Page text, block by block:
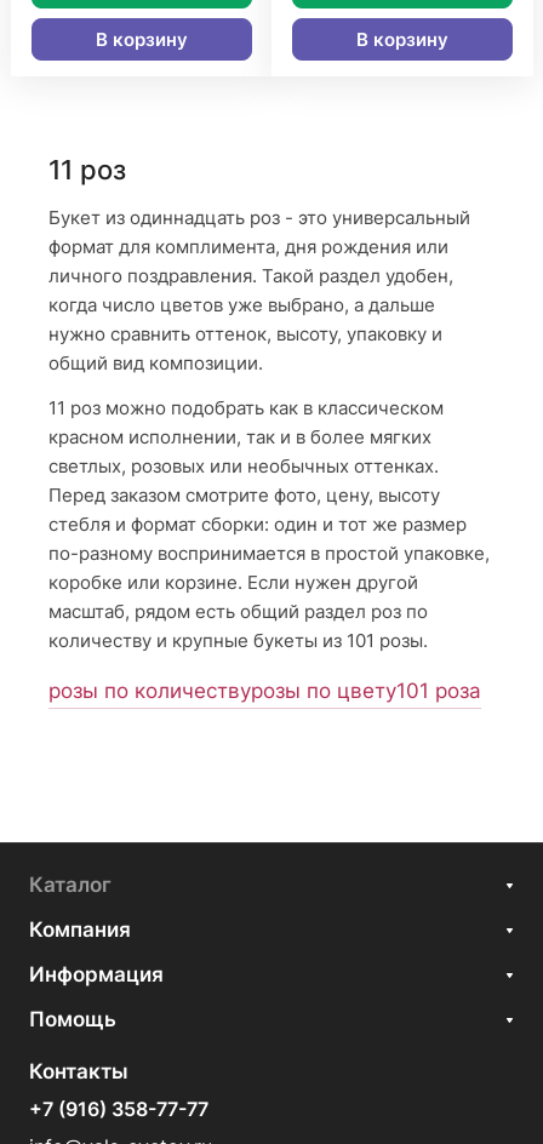
В корзину В корзину
11 роз
Букет из одиннадцать роз - это универсальный
формат для комплимента, дня рождения или
личного поздравления. Такой раздел удобен,
когда число цветов уже выбрано, а дальше
нужно сравнить оттенок, высоту, упаковку и
общий вид композиции.
11 роз можно подобрать как в классическом
красном исполнении, так и в более мягких
светлых, розовых или необычных оттенках.
Перед заказом смотрите фото, цену, высоту
стебля и формат сборки: один и тот же размер
по-разному воспринимается в простой упаковке,
коробке или корзине. Если нужен другой
масштаб, рядом есть общий раздел роз по
количеству и крупные букеты из 101 розы.
розы по количествурозы по цвету101 роза
Каталог
Компания
Информация
Помощь
Контакты
+7 (916) 358-77-77